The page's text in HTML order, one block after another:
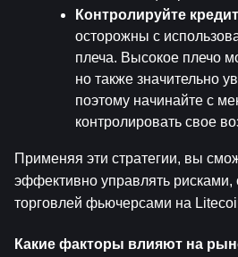
Контролируйте
осторожны с
плеча. Высокое плечо
но также значительно
поэтому начинайте с
контролировать свое
Применяя эти стратегии, вы
эффективно управлять
торговлей фьючерсами на
Какие факторы влияют на